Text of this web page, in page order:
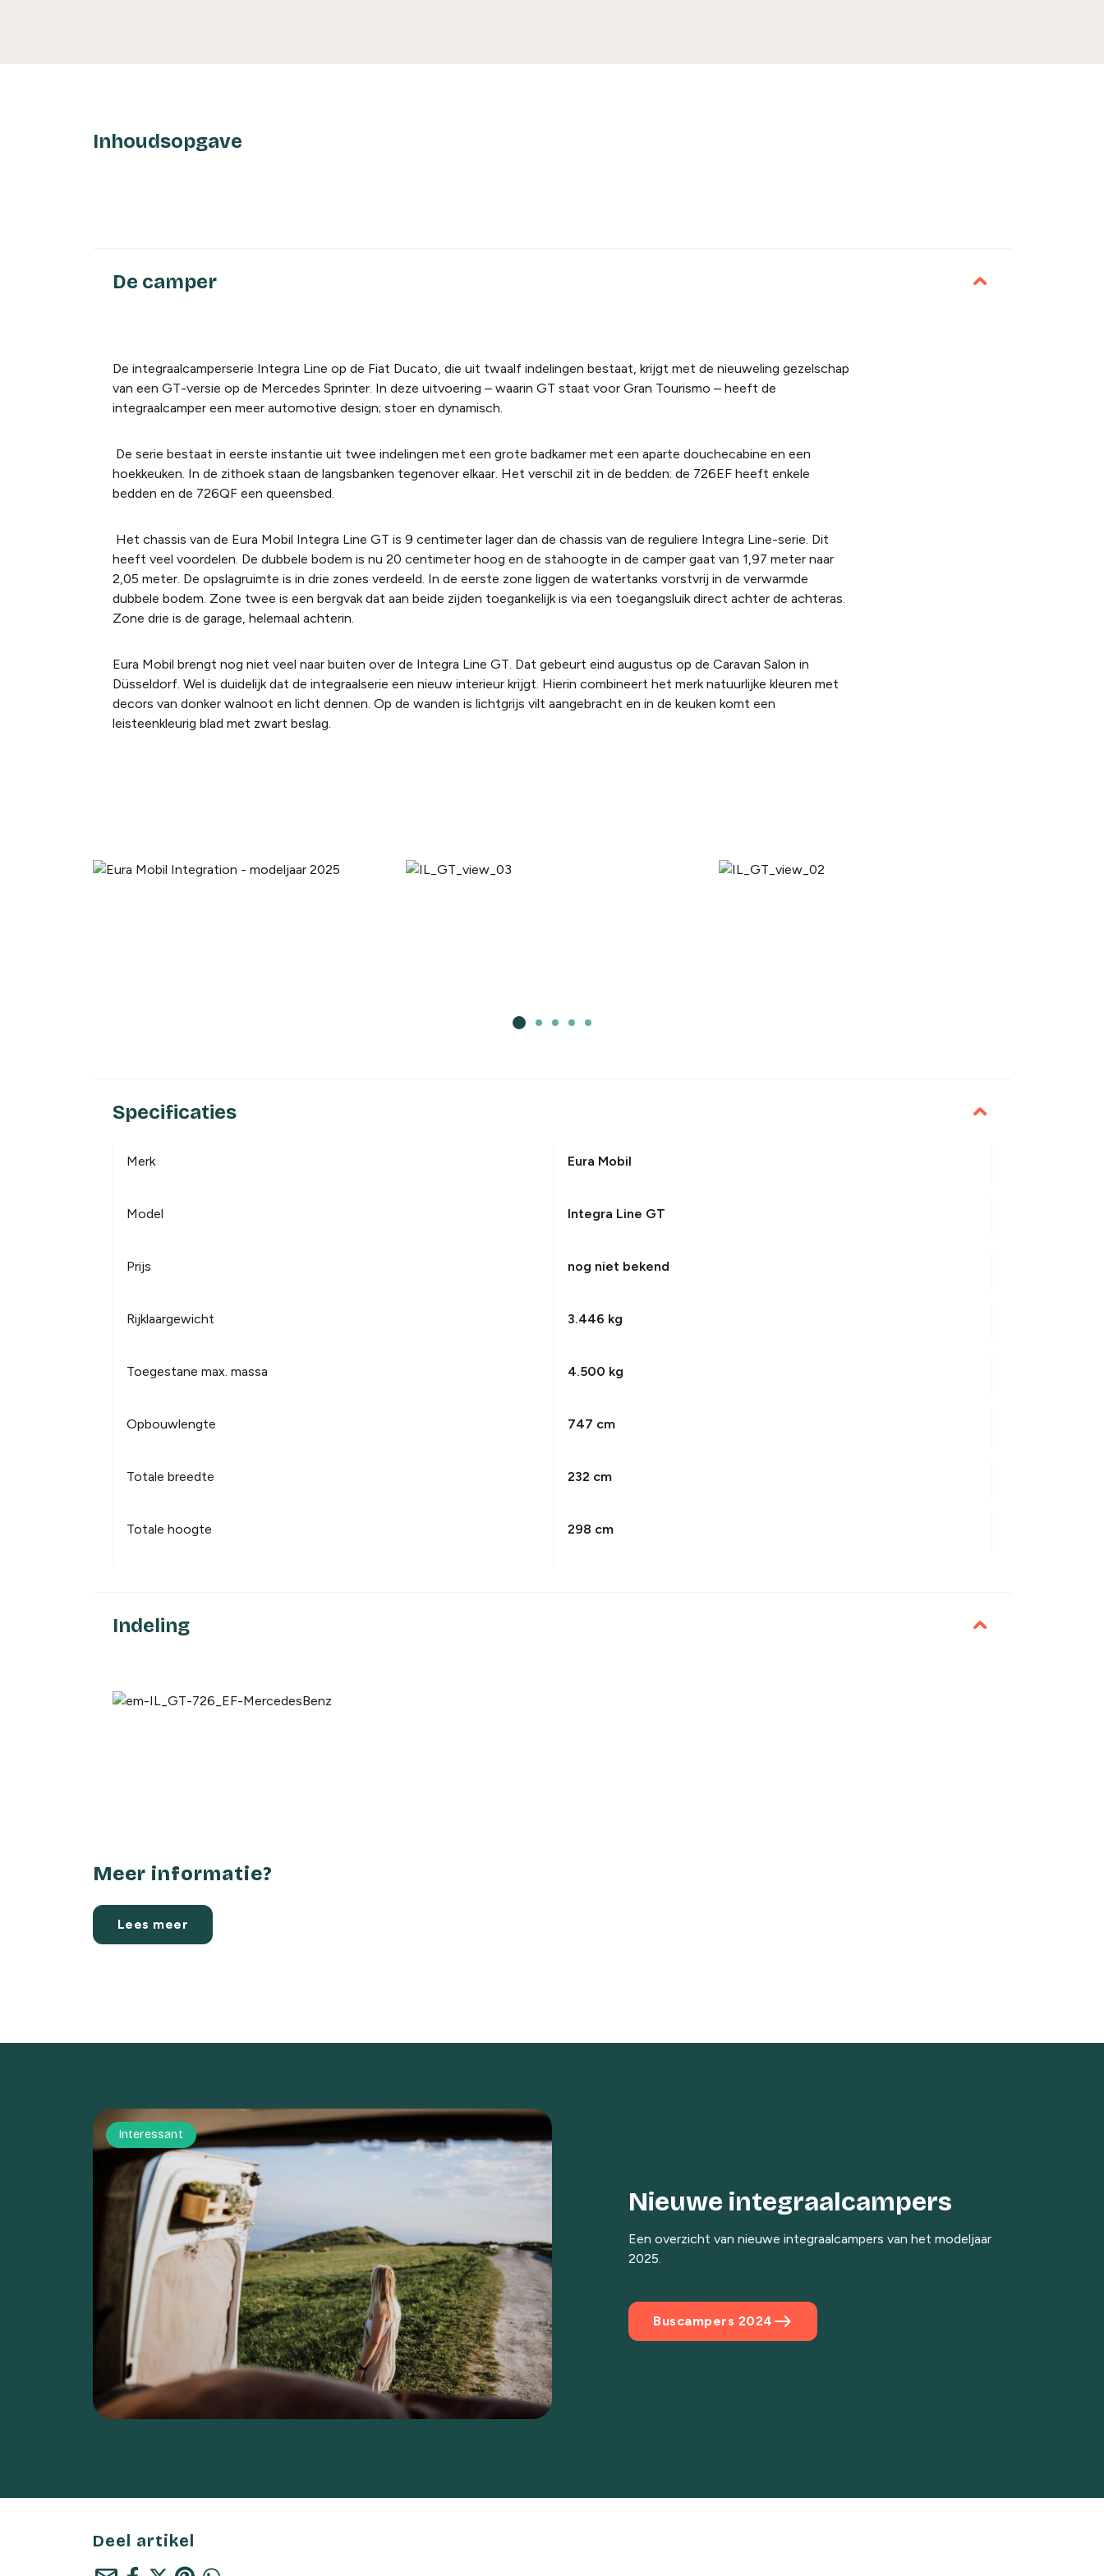
Inhoudsopgave
De camper
De integraalcamperserie Integra Line op de Fiat Ducato, die uit twaalf indelingen bestaat, krijgt met de nieuweling gezelschap
van een GT-versie op de Mercedes Sprinter. In deze uitvoering – waarin GT staat voor Gran Tourismo – heeft de
integraalcamper een meer automotive design; stoer en dynamisch.
De serie bestaat in eerste instantie uit twee indelingen met een grote badkamer met een aparte douchecabine en een
hoekkeuken. In de zithoek staan de langsbanken tegenover elkaar. Het verschil zit in de bedden: de 726EF heeft enkele
bedden en de 726QF een queensbed.
Het chassis van de Eura Mobil Integra Line GT is 9 centimeter lager dan de chassis van de reguliere Integra Line-serie. Dit
heeft veel voordelen. De dubbele bodem is nu 20 centimeter hoog en de stahoogte in de camper gaat van 1,97 meter naar
2,05 meter. De opslagruimte is in drie zones verdeeld. In de eerste zone liggen de watertanks vorstvrij in de verwarmde
dubbele bodem. Zone twee is een bergvak dat aan beide zijden toegankelijk is via een toegangsluik direct achter de achteras.
Zone drie is de garage, helemaal achterin.
Eura Mobil brengt nog niet veel naar buiten over de Integra Line GT. Dat gebeurt eind augustus op de Caravan Salon in
Düsseldorf. Wel is duidelijk dat de integraalserie een nieuw interieur krijgt. Hierin combineert het merk natuurlijke kleuren met
decors van donker walnoot en licht dennen. Op de wanden is lichtgrijs vilt aangebracht en in de keuken komt een
leisteenkleurig blad met zwart beslag.
Specificaties
Merk Eura Mobil
Model Integra Line GT
Prijs nog niet bekend
Rijklaargewicht 3.446 kg
Toegestane max. massa 4.500 kg
Opbouwlengte 747 cm
Totale breedte 232 cm
Totale hoogte 298 cm
Indeling
Meer informatie?
Lees meer
Interessant
Nieuwe integraalcampers
Een overzicht van nieuwe integraalcampers van het modeljaar
2025.
east
Buscampers 2024
Deel artikel